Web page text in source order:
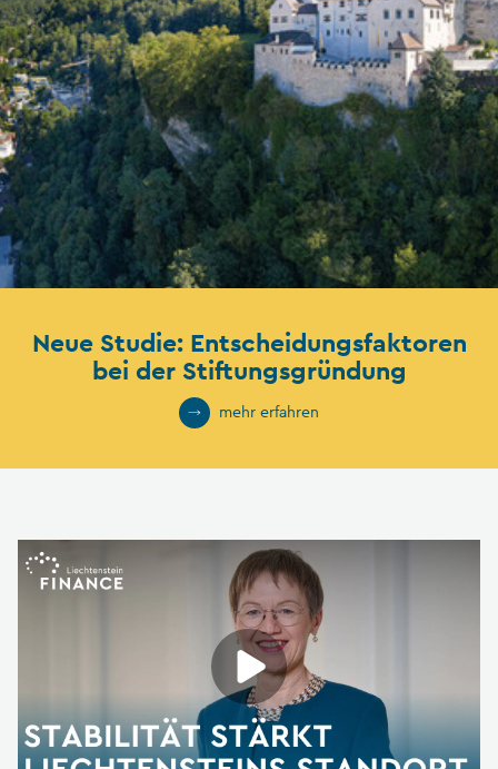
Neue Studie: Entscheidungsfaktoren
bei der Stiftungsgründung
mehr erfahren